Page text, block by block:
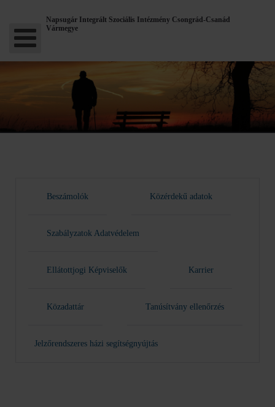
Napsugár Integrált Szociális Intézmény Csongrád-Csanád
Vármegye
Beszámolók Közérdekű adatok
Szabályzatok Adatvédelem
Ellátottjogi Képviselők Karrier
Közadattár Tanúsítvány ellenőrzés
Jelzőrendszeres házi segítségnyújtás